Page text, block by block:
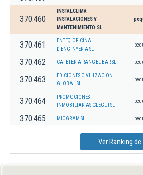
370.460
INSTALCLIMA
INSTALACIONES Y
MANTENIMIENTO SL.
370.461
ENTEQ OFICINA
D'ENGINYERIA SL
370.462 CAFETERIA RANGEL BAR SL
370.463
EDICIONES CIVILIZACION
GLOBAL SL
370.464
PROMOCIONES
INMOBILIARIAS CLEGUI SL
370.465 MIOGRAM SL
Ver Ranking